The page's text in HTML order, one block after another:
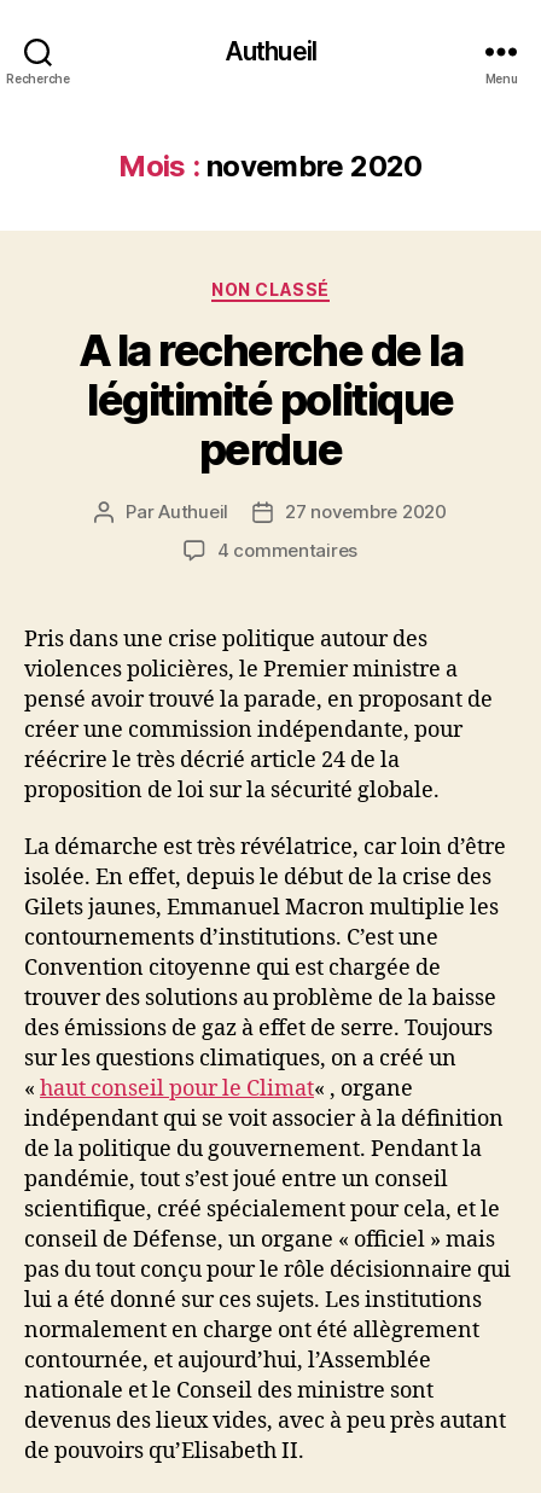
Recherche
Authueil
Menu
Mois : novembre 2020
Catégories
NON CLASSÉ
A la recherche de la
légitimité politique
perdue
Auteur
ParAuthueil
Date27 novembre 2020
4 commentairessur
recherche
de
la
légitimité
politique
perdue
Pris dans une crise politique autour des
violences policières, le Premier ministre a
pensé avoir trouvé la parade, en proposant de
créer une commission indépendante, pour
réécrire le très décrié article 24 de la
proposition de loi sur la sécurité globale.
La démarche est très révélatrice, car loin d’être
isolée. En effet, depuis le début de la crise des
Gilets jaunes, Emmanuel Macron multiplie les
contournements d’institutions. C’est une
Convention citoyenne qui est chargée de
trouver des solutions au problème de la baisse
des émissions de gaz à effet de serre. Toujours
sur les questions climatiques, on a créé un
« haut conseil pour le Climat« , organe
indépendant qui se voit associer à la définition
de la politique du gouvernement. Pendant la
pandémie, tout s’est joué entre un conseil
scientifique, créé spécialement pour cela, et le
conseil de Défense, un organe « officiel » mais
pas du tout conçu pour le rôle décisionnaire qui
lui a été donné sur ces sujets. Les institutions
normalement en charge ont été allègrement
contournée, et aujourd’hui, l’Assemblée
nationale et le Conseil des ministre sont
devenus des lieux vides, avec à peu près autant
de pouvoirs qu’Elisabeth II.